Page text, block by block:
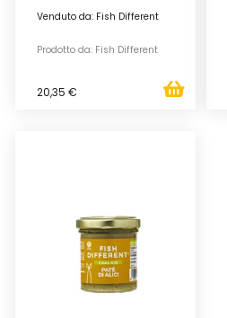
Venduto da: Fish Different
Prodotto da: Fish Different
20,35 €